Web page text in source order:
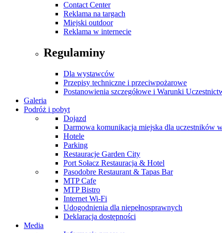
Contact Center
Reklama na targach
Miejski outdoor
Reklama w internecie
Regulaminy
Dla wystawców
Przepisy techniczne i przeciwpożarowe
Postanowienia szczegółowe i Warunki
Galeria
Podróż i pobyt
Dojazd
Darmowa komunikacja miejska dla uczestników
Hotele
Parking
Restauracje Garden City
Port Sołacz Restauracja & Hotel
Pasodobre Restaurant & Tapas Bar
MTP Cafe
MTP Bistro
Internet Wi-Fi
Udogodnienia dla niepełnosprawnych
Deklaracja dostępności
Media